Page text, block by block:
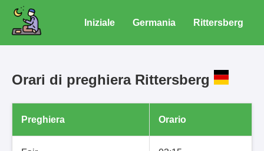
Iniziale Germania Rittersberg
Orari di preghiera Rittersberg
Preghiera Orario